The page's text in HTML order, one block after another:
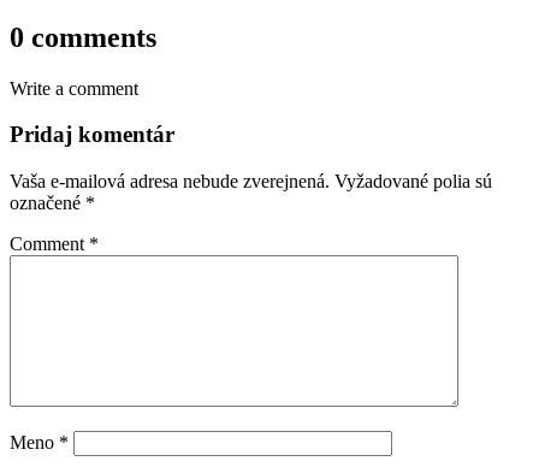
0 comments
Write a comment
Pridaj komentár
Vaša e-mailová adresa nebude zverejnená. Vyžadované polia sú
označené *
Comment *
Meno *